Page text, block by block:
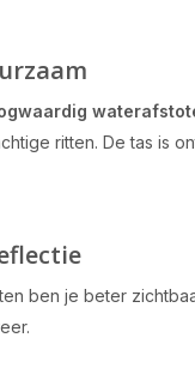
ritten. De tas is
ben je beter